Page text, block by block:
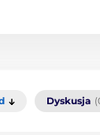
Dyskusja